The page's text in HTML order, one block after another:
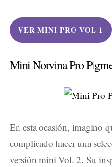
VER MINI PRO VOL 1
Mini Norvina Pro
En esta ocasión, imagino
complicado hacer una
versión mini Vol. 2. Su